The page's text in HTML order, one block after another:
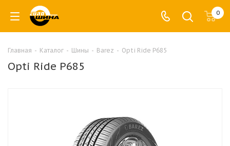
0
Главная - Каталог - Шины - Barez - Opti Ride P685
Opti Ride P685